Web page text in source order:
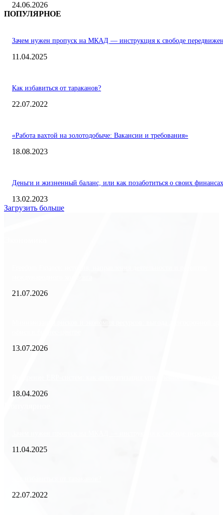
24.06.2026
ПОПУЛЯРНОЕ
Зачем нужен пропуск на МКАД — инструкция к свободе
11.04.2025
Как избавиться от тараканов?
22.07.2022
«Работа вахтой на золотодобыче: Вакансии и требования»
18.08.2023
Деньги и жизненный баланс, или как позаботиться о своих финансах
13.02.2023
Загрузить больше
21.07.2026
13.07.2026
18.04.2026
11.04.2025
22.07.2022